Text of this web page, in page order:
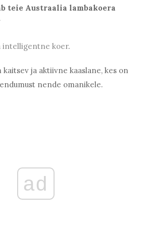
teie Austraalia lambakoera
intelligentne koer.
kaitsev ja aktiivne kaaslane, kes on
nende omanikele.
ad